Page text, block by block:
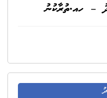
– ހއ.ތުރާކުނު